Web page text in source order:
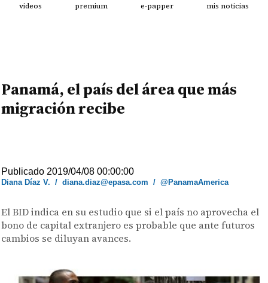
videos premium e-papper mis noticias
Panamá, el país del área que más
migración recibe
Publicado 2019/04/08 00:00:00
Diana Díaz V. /diana.diaz@epasa.com /@PanamaAmerica
El BID indica en su estudio que si el país no aprovecha el
bono de capital extranjero es probable que ante futuros
cambios se diluyan avances.